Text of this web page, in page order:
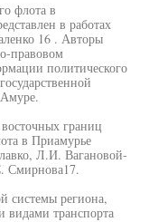
флота в
в работах
16 . Авторы
правовом
политического
границ
в Приамурье
Л.И. Вагановой-
Смирнова17.
системы региона,
видами транспорта